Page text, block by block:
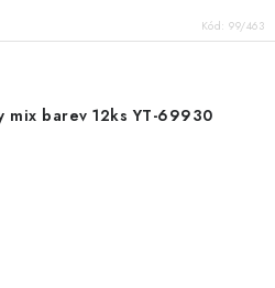
Kód: 99/463
mix barev 12ks YT-69930